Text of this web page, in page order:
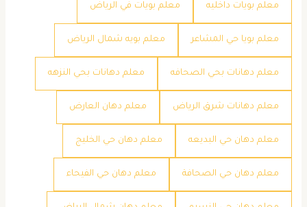
معلم بويات داخليه معلم بويات في الرياض
معلم بويا حي المشاعر معلم بويه شمال الرياض
معلم دهانات بحي الصحافه معلم دهانات بحي النزهه
معلم دهانات شرق الرياض معلم دهان العارض
معلم دهان حي البديعه معلم دهان حي الخليج
معلم دهان حي الصحافة معلم دهان حي الفيحاء